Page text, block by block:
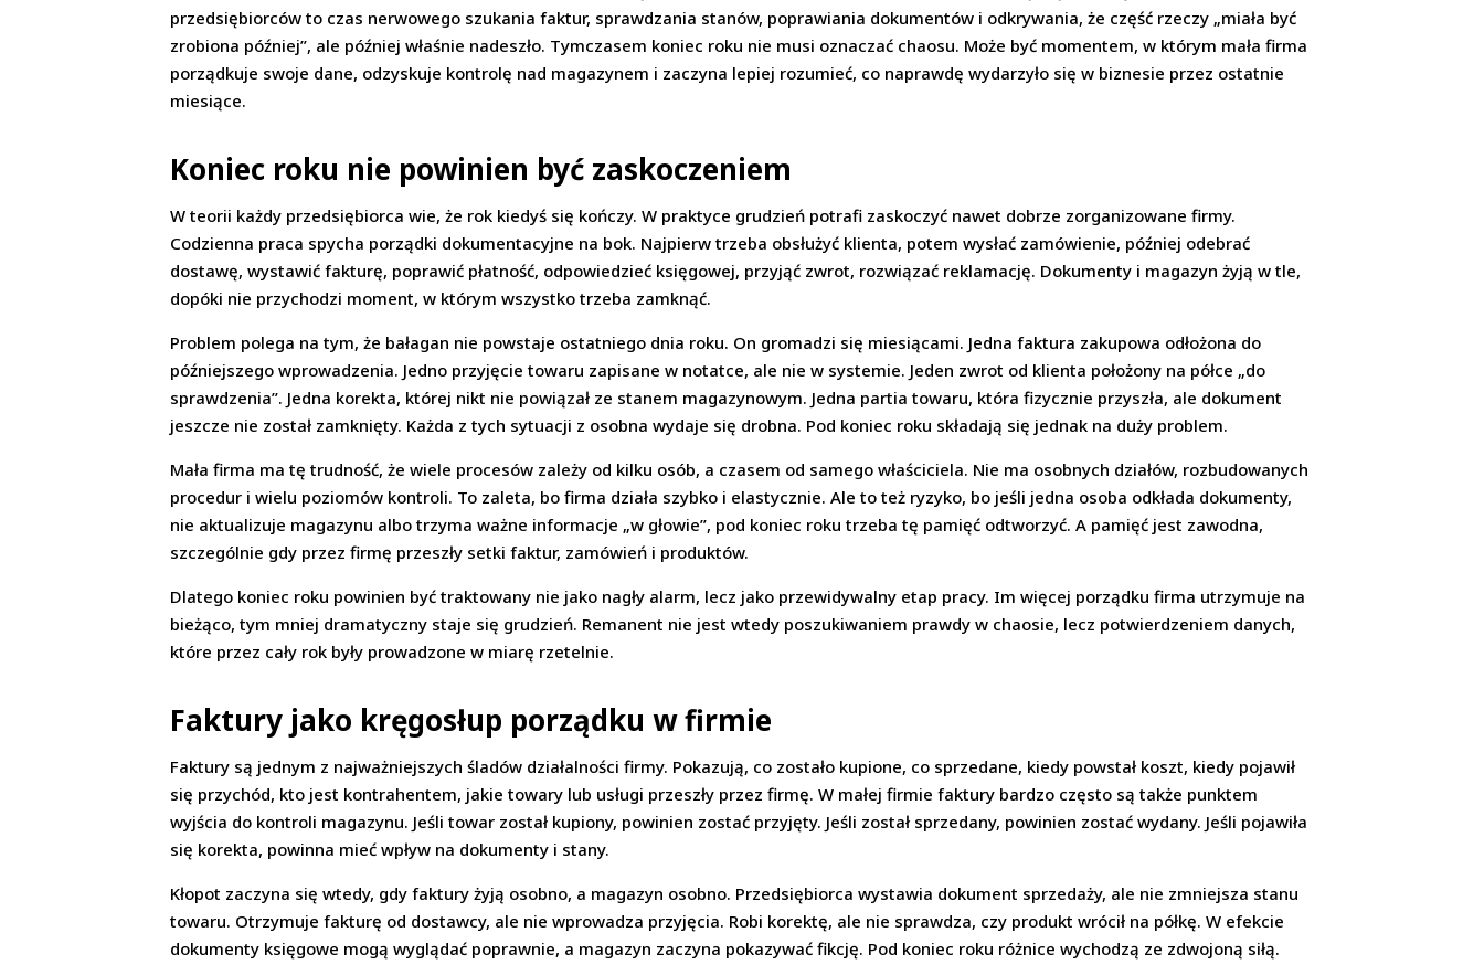
przedsiębiorców to czas nerwowego szukania faktur, sprawdzania stanów, poprawiania dokumentów i odkrywania, że część rzeczy „miała być
zrobiona później”, ale później właśnie nadeszło. Tymczasem koniec roku nie musi oznaczać chaosu. Może być momentem, w którym mała firma
porządkuje swoje dane, odzyskuje kontrolę nad magazynem i zaczyna lepiej rozumieć, co naprawdę wydarzyło się w biznesie przez ostatnie
miesiące.
Koniec roku nie powinien być zaskoczeniem
W teorii każdy przedsiębiorca wie, że rok kiedyś się kończy. W praktyce grudzień potrafi zaskoczyć nawet dobrze zorganizowane firmy.
Codzienna praca spycha porządki dokumentacyjne na bok. Najpierw trzeba obsłużyć klienta, potem wysłać zamówienie, później odebrać
dostawę, wystawić fakturę, poprawić płatność, odpowiedzieć księgowej, przyjąć zwrot, rozwiązać reklamację. Dokumenty i magazyn żyją w tle,
dopóki nie przychodzi moment, w którym wszystko trzeba zamknąć.
Problem polega na tym, że bałagan nie powstaje ostatniego dnia roku. On gromadzi się miesiącami. Jedna faktura zakupowa odłożona do
późniejszego wprowadzenia. Jedno przyjęcie towaru zapisane w notatce, ale nie w systemie. Jeden zwrot od klienta położony na półce „do
sprawdzenia”. Jedna korekta, której nikt nie powiązał ze stanem magazynowym. Jedna partia towaru, która fizycznie przyszła, ale dokument
jeszcze nie został zamknięty. Każda z tych sytuacji z osobna wydaje się drobna. Pod koniec roku składają się jednak na duży problem.
Mała firma ma tę trudność, że wiele procesów zależy od kilku osób, a czasem od samego właściciela. Nie ma osobnych działów, rozbudowanych
procedur i wielu poziomów kontroli. To zaleta, bo firma działa szybko i elastycznie. Ale to też ryzyko, bo jeśli jedna osoba odkłada dokumenty,
nie aktualizuje magazynu albo trzyma ważne informacje „w głowie”, pod koniec roku trzeba tę pamięć odtworzyć. A pamięć jest zawodna,
szczególnie gdy przez firmę przeszły setki faktur, zamówień i produktów.
Dlatego koniec roku powinien być traktowany nie jako nagły alarm, lecz jako przewidywalny etap pracy. Im więcej porządku firma utrzymuje na
bieżąco, tym mniej dramatyczny staje się grudzień. Remanent nie jest wtedy poszukiwaniem prawdy w chaosie, lecz potwierdzeniem danych,
które przez cały rok były prowadzone w miarę rzetelnie.
Faktury jako kręgosłup porządku w firmie
Faktury są jednym z najważniejszych śladów działalności firmy. Pokazują, co zostało kupione, co sprzedane, kiedy powstał koszt, kiedy pojawił
się przychód, kto jest kontrahentem, jakie towary lub usługi przeszły przez firmę. W małej firmie faktury bardzo często są także punktem
wyjścia do kontroli magazynu. Jeśli towar został kupiony, powinien zostać przyjęty. Jeśli został sprzedany, powinien zostać wydany. Jeśli pojawiła
się korekta, powinna mieć wpływ na dokumenty i stany.
Kłopot zaczyna się wtedy, gdy faktury żyją osobno, a magazyn osobno. Przedsiębiorca wystawia dokument sprzedaży, ale nie zmniejsza stanu
towaru. Otrzymuje fakturę od dostawcy, ale nie wprowadza przyjęcia. Robi korektę, ale nie sprawdza, czy produkt wrócił na półkę. W efekcie
dokumenty księgowe mogą wyglądać poprawnie, a magazyn zaczyna pokazywać fikcję. Pod koniec roku różnice wychodzą ze zdwojoną siłą.